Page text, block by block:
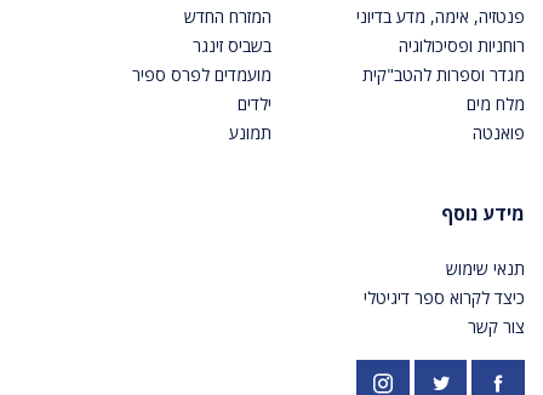
פנטזיה, אימה, מדע בדיוני
רוחניות ופסיכולוגיה
מגדר וספרות להטב"קית
מלח מים
פואנטה
המזרח החדש
בשביס זינגר
מועמדים לפרס ספיר
ילדים
תמונע
מידע נוסף
תנאי שימוש
כיצד לקרוא ספר דיגיטלי
צור קשר
פייסבוק https://twitter.com/PardesPublish
אינסטגרם